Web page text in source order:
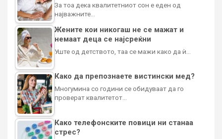
За тоа дека квалитетниот сон е еден од
најважните…
Жените кои никогаш не се мажат и
немаат деца се најсреќни
Уште од детството, таа се мажи како да ѝ…
Како да препознаете вистински мед?
Многумина со години се обидуваат да го
проверат квалитетот…
Како телефонските повици ни станаа
стрес?